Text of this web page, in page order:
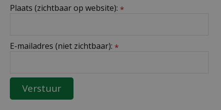
Plaats (zichtbaar op website): *
E-mailadres (niet zichtbaar): *